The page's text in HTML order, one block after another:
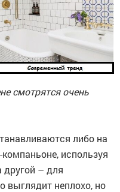
смотрятся очень
либо на
используя
– для
выглядит неплохо, но